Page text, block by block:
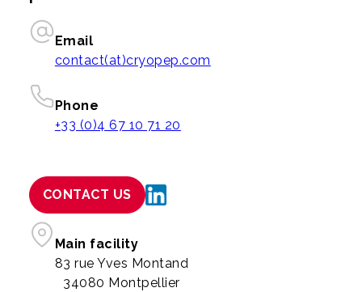
Email
contact(at)cryopep.com
Phone
+33 (0)4 67 10 71 20
CONTACT US
Main facility
83 rue Yves Montand
34080 Montpellier